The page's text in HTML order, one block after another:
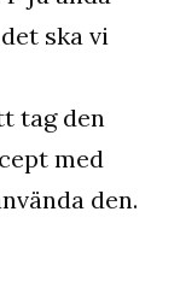
ska vi
tag den
med
den.